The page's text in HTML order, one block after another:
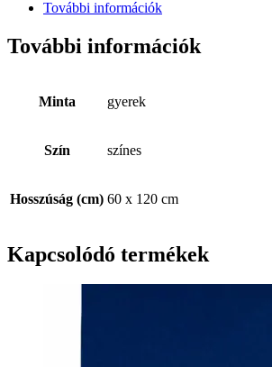
További információk
További információk
Minta gyerek
Szín színes
Hosszúság (cm) 60 x 120 cm
Kapcsolódó termékek